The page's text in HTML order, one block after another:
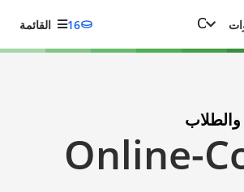
16 القائمة
Online-